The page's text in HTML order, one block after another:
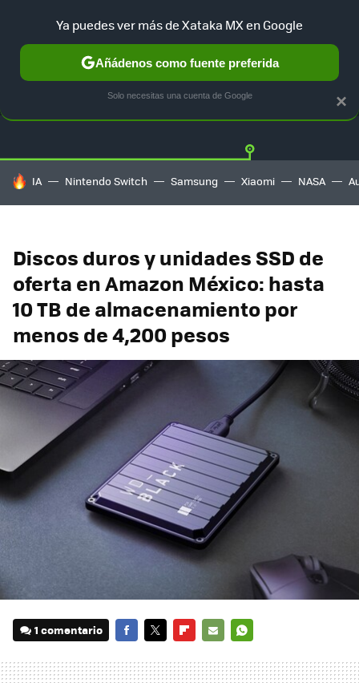
GUÍA DE COMPRAS MERCADO LIBRE
HOY SE HABLA DE
IA Nintendo Switch Samsung Xiaomi NASA
Discos duros y unidades SSD de
oferta en Amazon México: hasta
10 TB de almacenamiento por
menos de 4,200 pesos
1 comentario
MAIL
×
Ya puedes ver más de Xataka MX en Google
Añádenos como fuente preferida
Solo necesitas una cuenta de Google